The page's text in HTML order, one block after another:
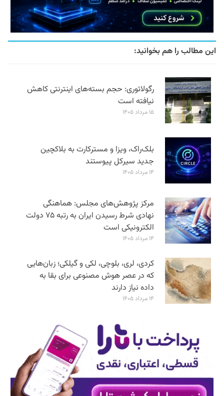
این مطالب را هم بخوانید:
رگولاتوری: حجم بسته‌های اینترنتی کاهش
نیافته است
۱۵ مرداد ۱۴۰۵
بلک‌راک، ویزا و مسترکارت به بلاکچین
جدید سیرکل پیوستند
۱۴ مرداد ۱۴۰۵
مرکز پژوهش‌های مجلس: هماهنگی
نهادی شرط رسیدن ایران به رتبه ۷۵ دولت
الکترونیکی است
۱۴ مرداد ۱۴۰۵
کردی، لری، بلوچی، لکی و گیلکی؛ زبان‌هایی
که در عصر هوش مصنوعی برای بقا به
داده نیاز دارند
۱۴ مرداد ۱۴۰۵